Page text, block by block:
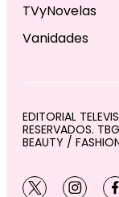
TVyNovelas
Vanidades
EDITORIAL
RESERVADOS.
BEAUTY /